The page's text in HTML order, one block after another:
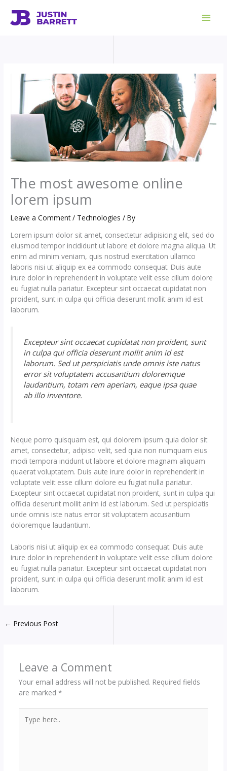
content
The most awesome online
lorem ipsum
Leave a Comment / Technologies / By
Lorem ipsum dolor sit amet, consectetur adipisicing elit, sed do
eiusmod tempor incididunt ut labore et dolore magna aliqua. Ut
enim ad minim veniam, quis nostrud exercitation ullamco
laboris nisi ut aliquip ex ea commodo consequat. Duis aute
irure dolor in reprehenderit in voluptate velit esse cillum dolore
eu fugiat nulla pariatur. Excepteur sint occaecat cupidatat non
proident, sunt in culpa qui officia deserunt mollit anim id est
laborum.
Excepteur sint occaecat cupidatat non proident, sunt
in culpa qui officia deserunt mollit anim id est
laborum. Sed ut perspiciatis unde omnis iste natus
error sit voluptatem accusantium doloremque
laudantium, totam rem aperiam, eaque ipsa quae
ab illo inventore.
Neque porro quisquam est, qui dolorem ipsum quia dolor sit
amet, consectetur, adipisci velit, sed quia non numquam eius
modi tempora incidunt ut labore et dolore magnam aliquam
quaerat voluptatem. Duis aute irure dolor in reprehenderit in
voluptate velit esse cillum dolore eu fugiat nulla pariatur.
Excepteur sint occaecat cupidatat non proident, sunt in culpa qui
officia deserunt mollit anim id est laborum. Sed ut perspiciatis
unde omnis iste natus error sit voluptatem accusantium
doloremque laudantium.
Laboris nisi ut aliquip ex ea commodo consequat. Duis aute
irure dolor in reprehenderit in voluptate velit esse cillum dolore
eu fugiat nulla pariatur. Excepteur sint occaecat cupidatat non
proident, sunt in culpa qui officia deserunt mollit anim id est
laborum.
← Previous Post
Leave a Comment
Your email address will not be published. Required fields
are marked *
here..